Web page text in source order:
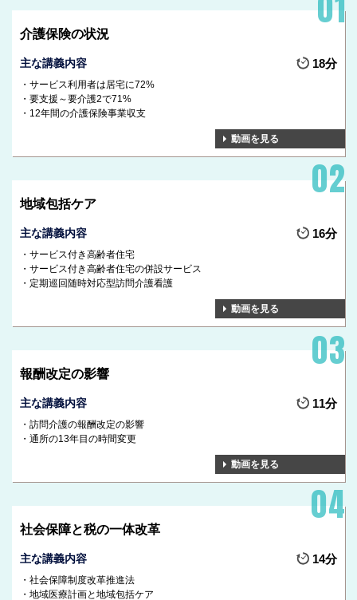
介護保険の状況
主な講義内容 18分
サービス利用者は居宅に72%
要支援～要介護2で71%
12年間の介護保険事業収支
動画を見る
地域包括ケア
主な講義内容 16分
サービス付き高齢者住宅
サービス付き高齢者住宅の併設サービス
定期巡回随時対応型訪問介護看護
動画を見る
報酬改定の影響
主な講義内容 11分
訪問介護の報酬改定の影響
通所の13年目の時間変更
動画を見る
社会保障と税の一体改革
主な講義内容 14分
社会保障制度改革推進法
地域医療計画と地域包括ケア